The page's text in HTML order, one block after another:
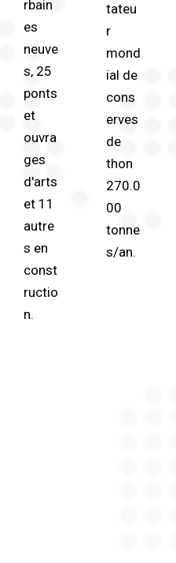
rbain
es
neuve
s, 25
ponts
et
ouvra
ges
d'arts
et 11
autre
s en
const
ructio
n.
tateu
r
mond
ial de
cons
erves
de
thon
270.0
00
tonne
s/an.